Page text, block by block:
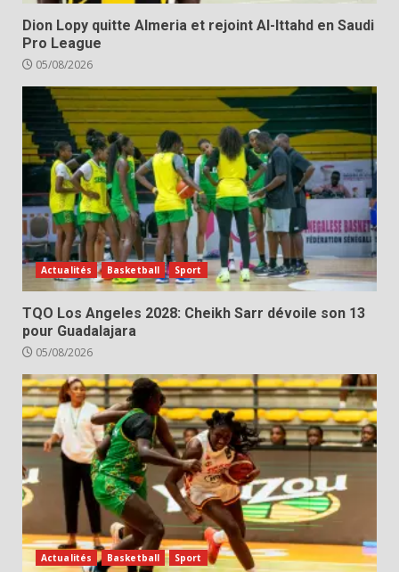
Dion Lopy quitte Almeria et rejoint Al-Ittahd en Saudi
Pro League
05/08/2026
Actualités Basketball Sport
TQO Los Angeles 2028: Cheikh Sarr dévoile son 13
pour Guadalajara
05/08/2026
Actualités Basketball Sport